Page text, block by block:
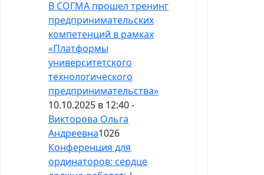
В СОГМА прошел тренинг
предпринимательских
компетенций в рамках
«Платформы
университетского
технологического
предпринимательства»
10.10.2025 в 12:40 -
Викторова Ольга
Андреевна1026
Конференция для
ординаторов: сердце